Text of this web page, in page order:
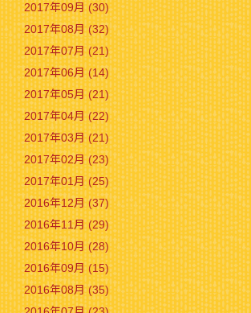
2017年09月 (30)
2017年08月 (32)
2017年07月 (21)
2017年06月 (14)
2017年05月 (21)
2017年04月 (22)
2017年03月 (21)
2017年02月 (23)
2017年01月 (25)
2016年12月 (37)
2016年11月 (29)
2016年10月 (28)
2016年09月 (15)
2016年08月 (35)